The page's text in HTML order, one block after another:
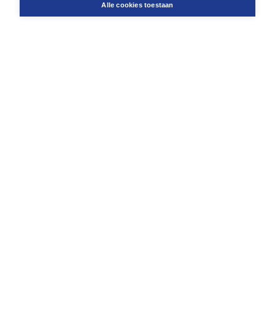
Alle cookies toestaan